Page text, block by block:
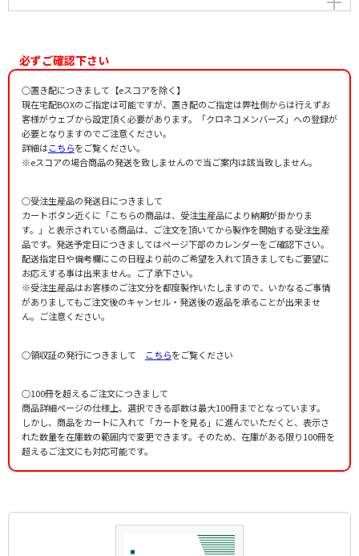
Harukaze -Der Frühlingswind-
作詞者：R.M.リルケ（富士川英郎）
必ずご確認下さい
○置き配につきまして【eスコアを除く】
現在宅配BOXのご指定は可能ですが、置き配のご指定は弊社側からは行えずお
客様がウェブから設定頂く必要があります。「クロネコメンバーズ」への登録が
必要となりますのでご注意ください。
詳細はこちらをご覧ください。
※eスコアの場合商品の発送を致しませんので当ご案内は該当致しません。
○受注生産品の発送日につきまして
カートボタン近くに「こちらの商品は、受注生産品により納期が掛かりま
す。」と表示されている商品は、ご注文を頂いてから製作を開始する受注生産
品です。発送予定日につきましてはページ下部のカレンダーをご確認下さい。
配送指定日や備考欄にこの日程より前のご希望を入れて頂きましてもご要望に
お応えする事は出来ません。ご了承下さい。
※受注生産品はお客様のご注文分を都度製作いたしますので、いかなるご事情
がありましてもご注文後のキャンセル・発送後の返品を承ることが出来ませ
ん。ご注意ください。
○領収証の発行につきまして こちらをご覧ください
○100冊を超えるご注文につきまして
商品詳細ページの仕様上、選択できる部数は最大100冊までとなっています。
しかし、商品をカートに入れて「カートを見る」に進んでいただくと、表示さ
れた数量を在庫数の範囲内で変更できます。そのため、在庫がある限り100冊を
超えるご注文にも対応可能です。